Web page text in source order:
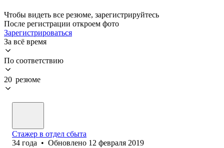
Чтобы видеть все резюме, зарегистрируйтесь
После регистрации откроем фото
Зарегистрироваться
За всё время
По соответствию
20 резюме
Стажер в отдел сбыта
34 года • Обновлено 12 февраля 2019